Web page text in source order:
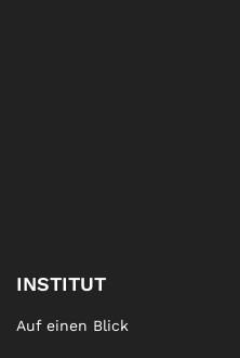
INSTITUT
Auf einen Blick